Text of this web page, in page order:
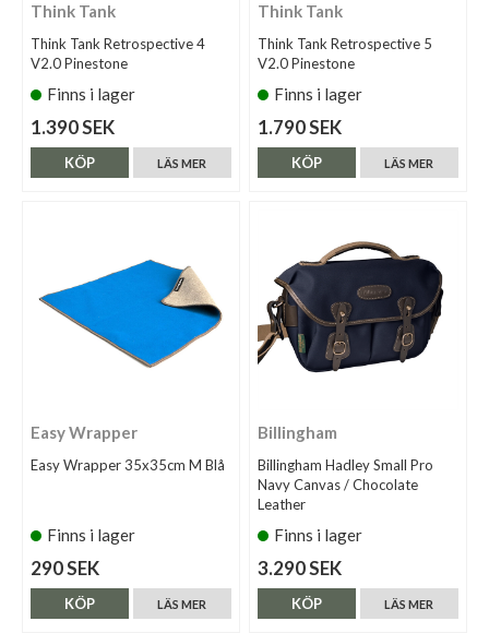
Think Tank
Think Tank Retrospective 4
V2.0 Pinestone
Finns i lager
1.390 SEK
LÄS MER
KÖP
Think Tank
Think Tank Retrospective 5
V2.0 Pinestone
Finns i lager
1.790 SEK
LÄS MER
KÖP
Easy Wrapper
Easy Wrapper 35x35cm M Blå
Finns i lager
290 SEK
LÄS MER
KÖP
Billingham
Billingham Hadley Small Pro
Navy Canvas / Chocolate
Leather
Finns i lager
3.290 SEK
LÄS MER
KÖP